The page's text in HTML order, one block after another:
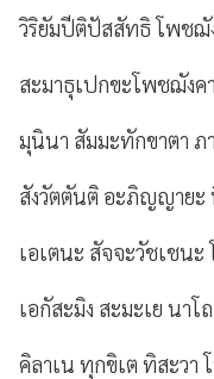
วิริยัมปีติปัสสัทธิ โพชฌั
สะมาธุเปกขะโพชฌัง
มุนินา สัมมะทักขาตา ภ
สังวัตตันติ อะภิญญายะ
เอเตนะ สัจจะวัชเชน
เอกัสะมิง สะมะเย นา
คิลาเน ทุกขิเต ทิสะวา